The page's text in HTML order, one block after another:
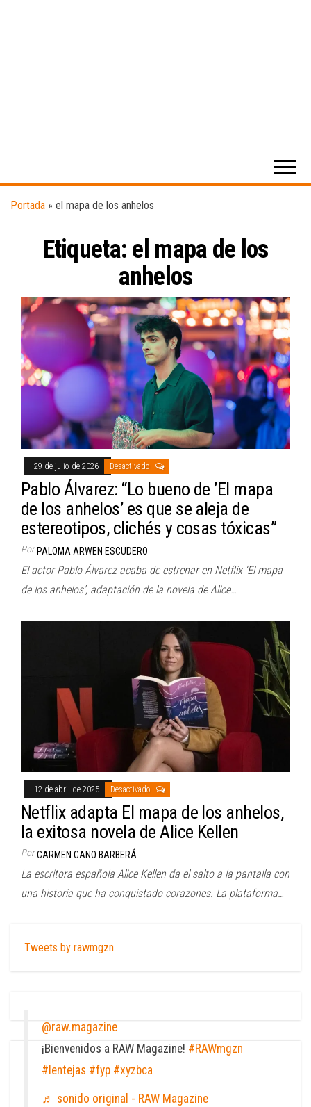
digital
Portada » el mapa de los anhelos
Etiqueta: el mapa de los
anhelos
29 de julio de 2026 Desactivado
Pablo Álvarez: “Lo bueno de ’El mapa
de los anhelos’ es que se aleja de
estereotipos, clichés y cosas tóxicas”
Por PALOMA ARWEN ESCUDERO
El actor Pablo Álvarez acaba de estrenar en Netflix ‘El mapa
de los anhelos’, adaptación de la novela de Alice…
12 de abril de 2025 Desactivado
Netflix adapta El mapa de los anhelos,
la exitosa novela de Alice Kellen
Por CARMEN CANO BARBERÁ
La escritora española Alice Kellen da el salto a la pantalla con
una historia que ha conquistado corazones. La plataforma…
Tweets by rawmgzn
@raw.magazine
¡Bienvenidos a RAW Magazine! #RAWmgzn
#lentejas #fyp #xyzbca
♬ sonido original - RAW Magazine